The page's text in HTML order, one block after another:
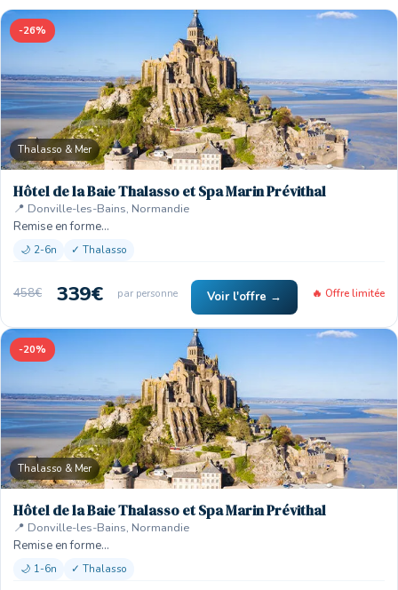
-26%
Thalasso & Mer
Hôtel de la Baie Thalasso et Spa Marin Prévithal
📍 Donville-les-Bains, Normandie
Remise en forme…
🌙 2-6n ✓ Thalasso
458€ 339€ par personne Voir l'offre → 🔥 Offre limitée
-20%
Thalasso & Mer
Hôtel de la Baie Thalasso et Spa Marin Prévithal
📍 Donville-les-Bains, Normandie
Remise en forme…
🌙 1-6n ✓ Thalasso